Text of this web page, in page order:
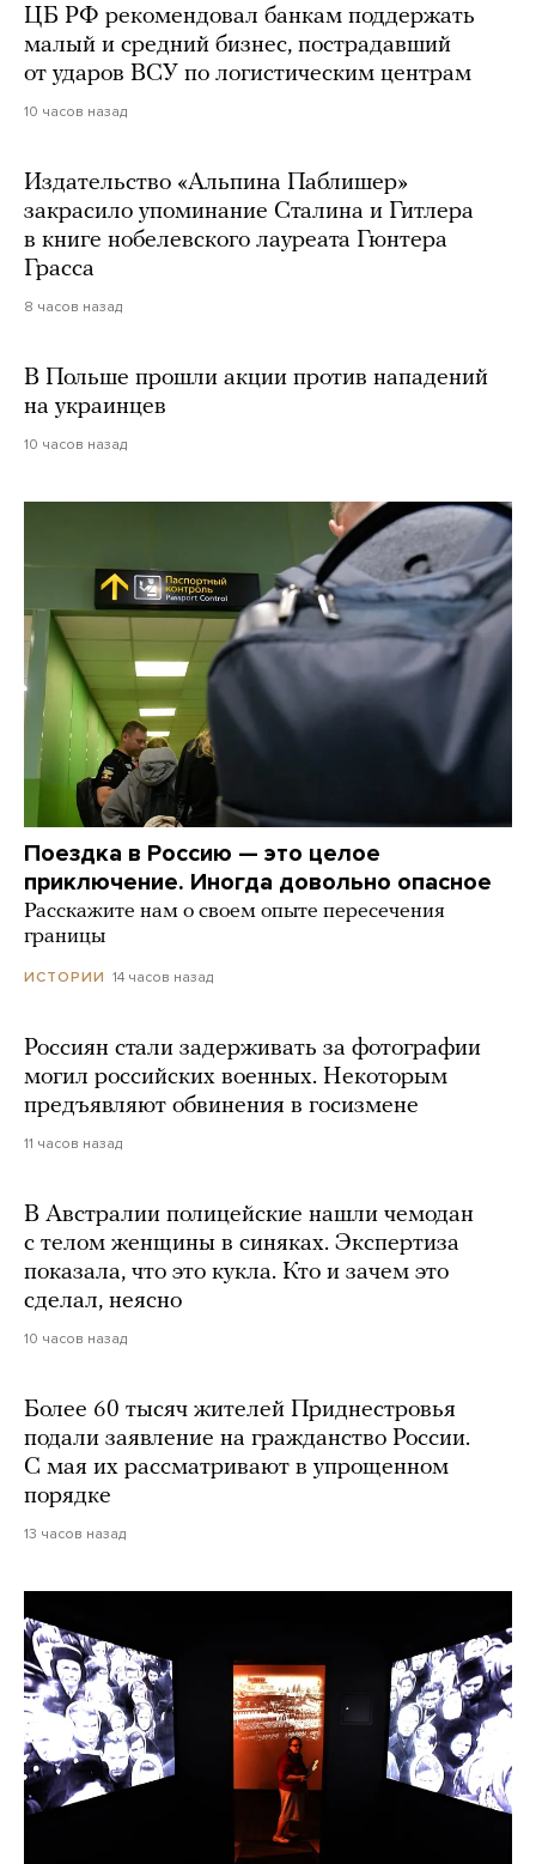
ЦБ РФ рекомендовал банкам поддержать
малый и средний бизнес, пострадавший
от ударов ВСУ по логистическим центрам
10 часов назад
Издательство «Альпина Паблишер»
закрасило упоминание Сталина и Гитлера
в книге нобелевского лауреата Гюнтера
Грасса
8 часов назад
В Польше прошли акции против нападений
на украинцев
10 часов назад
Поездка в Россию — это целое
приключение. Иногда довольно опасное
Расскажите нам о своем опыте пересечения
границы
ИСТОРИИ 14 часов назад
Россиян стали задерживать за фотографии
могил российских военных. Некоторым
предъявляют обвинения в госизмене
11 часов назад
В Австралии полицейские нашли чемодан
с телом женщины в синяках. Экспертиза
показала, что это кукла. Кто и зачем это
сделал, неясно
10 часов назад
Более 60 тысяч жителей Приднестровья
подали заявление на гражданство России.
С мая их рассматривают в упрощенном
порядке
13 часов назад